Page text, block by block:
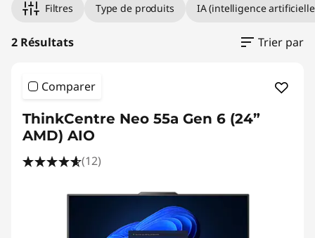
Filtres Type de produits IA (intelligence
2 Résultats Trier par
Comparer
ThinkCentre Neo 55a Gen 6 (24”
AMD) AIO
(12)